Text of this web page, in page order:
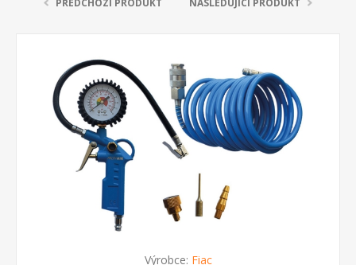
PŘEDCHOZÍ PRODUKT NÁSLEDUJÍCÍ PRODUKT
Výrobce: Fiac